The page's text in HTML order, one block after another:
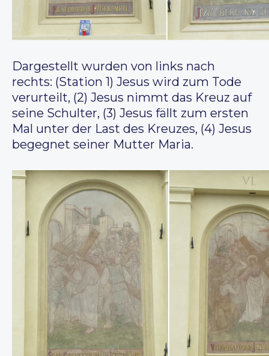
Dargestellt wurden von links nach
rechts: (Station 1) Jesus wird zum Tode
verurteilt, (2) Jesus nimmt das Kreuz auf
seine Schulter, (3) Jesus fällt zum ersten
Mal unter der Last des Kreuzes, (4) Jesus
begegnet seiner Mutter Maria.